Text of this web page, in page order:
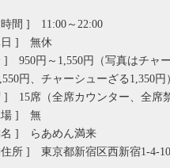
間 ] 11:00～22:00
日 ] 無休
] 950円～1,550円（写真はチャ
円、チャーシューざる1,350円
] 15席（全席カウンター、全席禁
場 ] 無
名 ] らあめん満来
所 ] 東京都新宿区西新宿1-4-10